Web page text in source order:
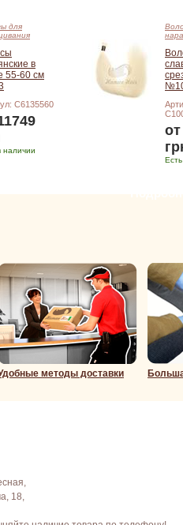
для
в
55-60 см
C6135560
наличии
методы доставки
18,